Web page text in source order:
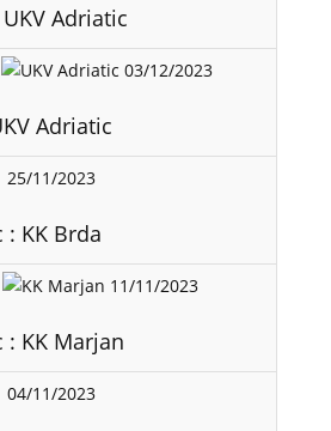
Adriatic
03/12/2023
Adriatic
25/11/2023
: KK Brda
11/11/2023
: KK Marjan
04/11/2023